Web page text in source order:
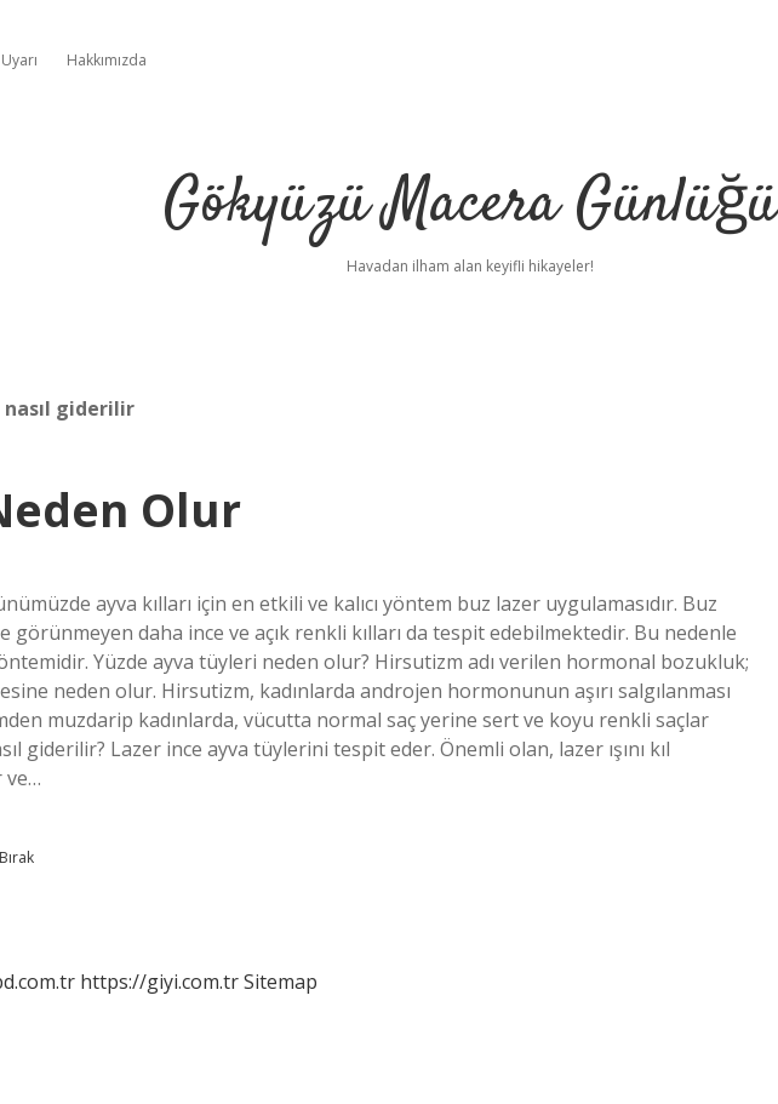
Hakkımızda
Gökyüzü Macera Günlüğü
Havadan ilham alan keyifli hikayeler!
giderilir
Olur
ayva kılları için en etkili ve kalıcı yöntem buz lazer uygulamasıdır. Buz
daha ince ve açık renkli kılları da tespit edebilmektedir. Bu nedenle
Yüzde ayva tüyleri neden olur? Hirsutizm adı verilen hormonal bozukluk;
neden olur. Hirsutizm, kadınlarda androjen hormonunun aşırı salgılanması
muzdarip kadınlarda, vücutta normal saç yerine sert ve koyu renkli saçlar
giderilir? Lazer ince ayva tüylerini tespit eder. Önemli olan, lazer ışını kıl
ve…
https://giyi.com.trSitemap